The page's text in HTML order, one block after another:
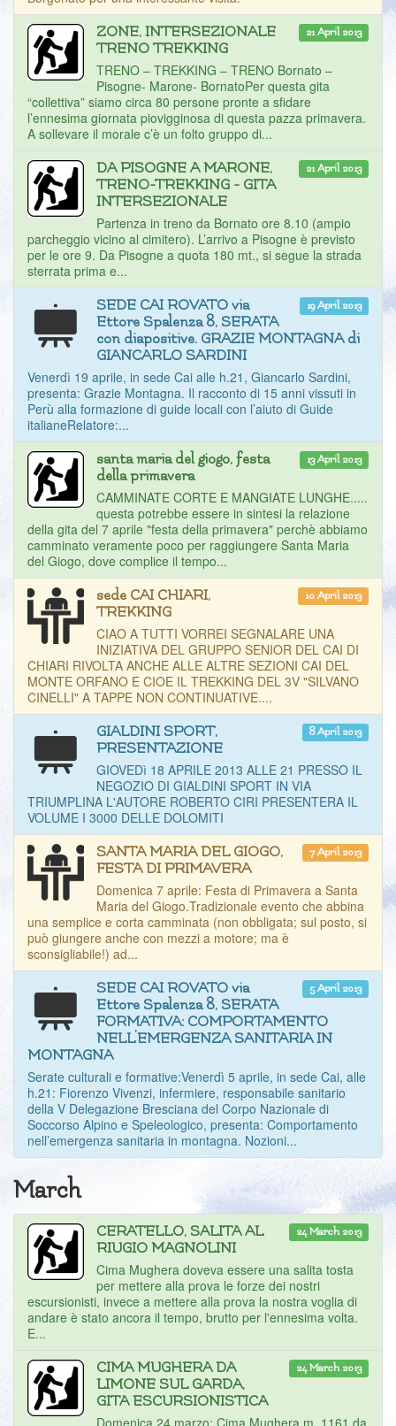
21 April 2013
ZONE, INTERSEZIONALE
TRENO TREKKING
TRENO – TREKKING – TRENO Bornato –
Pisogne- Marone- BornatoPer questa gita
“collettiva” siamo circa 80 persone pronte a sfidare
l’ennesima giornata piovigginosa di questa pazza primavera.
A sollevare il morale c’è un folto gruppo di...
21 April 2013
DA PISOGNE A MARONE,
TRENO-TREKKING - GITA
INTERSEZIONALE
Partenza in treno da Bornato ore 8.10 (ampio
parcheggio vicino al cimitero). L’arrivo a Pisogne è previsto
per le ore 9. Da Pisogne a quota 180 mt., si segue la strada
sterrata prima e...
19 April 2013
SEDE CAI ROVATO via
Ettore Spalenza 8, SERATA
con diapositive. GRAZIE MONTAGNA di
GIANCARLO SARDINI
Venerdì 19 aprile, in sede Cai alle h.21, Giancarlo Sardini,
presenta: Grazie Montagna. Il racconto di 15 anni vissuti in
Perù alla formazione di guide locali con l’aiuto di Guide
italianeRelatore:...
13 April 2013
santa maria del giogo, festa
della primavera
CAMMINATE CORTE E MANGIATE LUNGHE.....
questa potrebbe essere in sintesi la relazione
della gita del 7 aprile "festa della primavera" perchè abbiamo
camminato veramente poco per raggiungere Santa Maria
del Giogo, dove complice il tempo...
10 April 2013
sede CAI CHIARI,
TREKKING
CIAO A TUTTI VORREI SEGNALARE UNA
INIZIATIVA DEL GRUPPO SENIOR DEL CAI DI
CHIARI RIVOLTA ANCHE ALLE ALTRE SEZIONI CAI DEL
MONTE ORFANO E CIOE IL TREKKING DEL 3V "SILVANO
CINELLI" A TAPPE NON CONTINUATIVE....
8 April 2013
GIALDINI SPORT,
PRESENTAZIONE
GIOVEDì 18 APRILE 2013 ALLE 21 PRESSO IL
NEGOZIO DI GIALDINI SPORT IN VIA
TRIUMPLINA L'AUTORE ROBERTO CIRI PRESENTERA IL
VOLUME I 3000 DELLE DOLOMITI
7 April 2013
SANTA MARIA DEL GIOGO,
FESTA DI PRIMAVERA
Domenica 7 aprile: Festa di Primavera a Santa
Maria del Giogo.Tradizionale evento che abbina
una semplice e corta camminata (non obbligata; sul posto, si
può giungere anche con mezzi a motore; ma è
sconsigliabile!) ad...
5 April 2013
SEDE CAI ROVATO via
Ettore Spalenza 8, SERATA
FORMATIVA: COMPORTAMENTO
NELL'EMERGENZA SANITARIA IN
MONTAGNA
Serate culturali e formative:Venerdì 5 aprile, in sede Cai, alle
h.21: Fiorenzo Vivenzi, infermiere, responsabile sanitario
della V Delegazione Bresciana del Corpo Nazionale di
Soccorso Alpino e Speleologico, presenta: Comportamento
nell’emergenza sanitaria in montagna. Nozioni...
March
24 March 2013
CERATELLO, SALITA AL
RIUGIO MAGNOLINI
Cima Mughera doveva essere una salita tosta
per mettere alla prova le forze dei nostri
escursionisti, invece a mettere alla prova la nostra voglia di
andare è stato ancora il tempo, brutto per l'ennesima volta.
E...
24 March 2013
CIMA MUGHERA DA
LIMONE SUL GARDA,
GITA ESCURSIONISTICA
Domenica 24 marzo: Cima Mughera m. 1161 da